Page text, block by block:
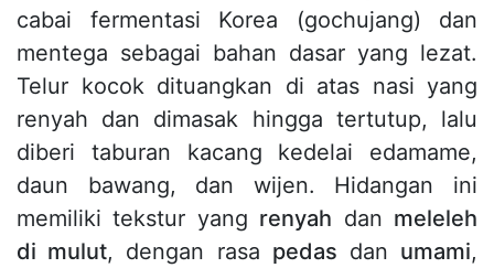
cabai fermentasi Korea (gochujang) dan
mentega sebagai bahan dasar yang lezat.
Telur kocok dituangkan di atas nasi yang
renyah dan dimasak hingga tertutup, lalu
diberi taburan kacang kedelai edamame,
daun bawang, dan wijen. Hidangan ini
memiliki tekstur yang renyah dan meleleh
di mulut, dengan rasa pedas dan umami,